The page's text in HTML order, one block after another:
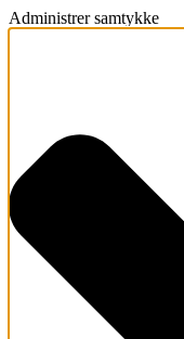
Administrer samtykke